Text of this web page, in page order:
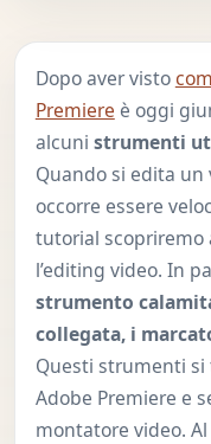
Dopo aver visto
Premiere è oggi
alcuni strumenti
Quando si edita un
occorre essere
tutorial
l’editing video. In
strumento
collegata, i
Questi strumenti si
Adobe Premiere e
montatore video.